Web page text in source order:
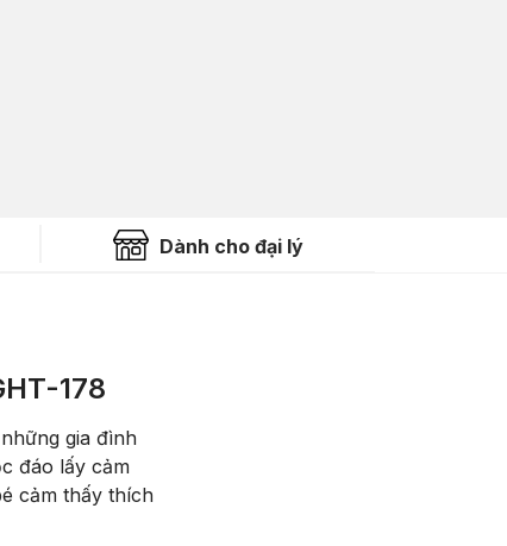
Dành cho đại lý
178
gia đình
đáo lấy cảm
cảm thấy thích